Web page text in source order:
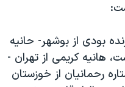
بودی از بوشهر- حانیه
هانیه کریمی از تهران -
رحمانیان از خوزستان